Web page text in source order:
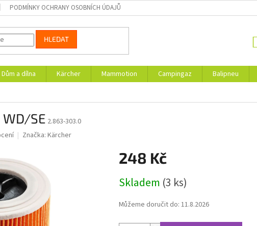
PODMÍNKY OCHRANY OSOBNÍCH ÚDAJŮ
HLEDAT
Dům a dílna Kärcher Mammotion Campingaz Balipneu
WD/SE 2.863-303.0
Značka: Kärcher
248 Kč
cena:
Skladem (3 ks)
Můžeme doručit do: 11.8.2026